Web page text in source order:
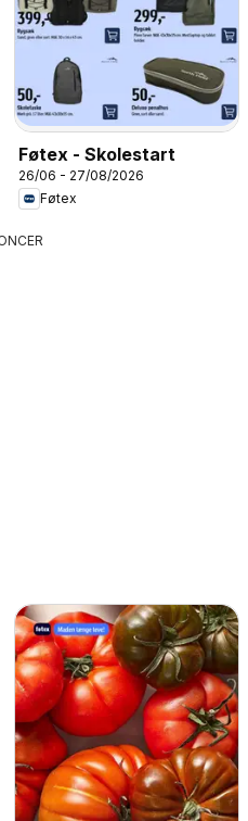
Føtex - Skolestart
26/06 - 27/08/2026
Føtex